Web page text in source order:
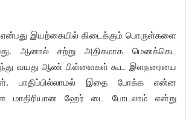
இயற்கையில் கிடைக்கும் பொருள்களை
ஆனால் சற்று அதிகமாக மெனக்கெட
வயது ஆண் பிள்ளைகள் கூட இளநரையை
பாதிப்பில்லாமல் இதை போக்க என்ன
மாதிரியான ஹேர் டை போடலாம் என்று